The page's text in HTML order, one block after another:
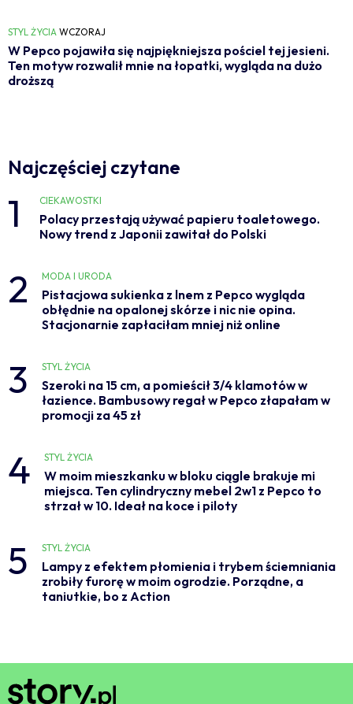
STYL ŻYCIA WCZORAJ
W Pepco pojawiła się najpiękniejsza pościel tej jesieni.
Ten motyw rozwalił mnie na łopatki, wygląda na dużo
droższą
Najczęściej czytane
1 CIEKAWOSTKI
Polacy przestają używać papieru toaletowego.
Nowy trend z Japonii zawitał do Polski
2 MODA I URODA
Pistacjowa sukienka z lnem z Pepco wygląda
obłędnie na opalonej skórze i nic nie opina.
Stacjonarnie zapłaciłam mniej niż online
3 STYL ŻYCIA
Szeroki na 15 cm, a pomieścił 3/4 klamotów w
łazience. Bambusowy regał w Pepco złapałam w
promocji za 45 zł
4 STYL ŻYCIA
W moim mieszkanku w bloku ciągle brakuje mi
miejsca. Ten cylindryczny mebel 2w1 z Pepco to
strzał w 10. Ideał na koce i piloty
5 STYL ŻYCIA
Lampy z efektem płomienia i trybem ściemniania
zrobiły furorę w moim ogrodzie. Porządne, a
taniutkie, bo z Action